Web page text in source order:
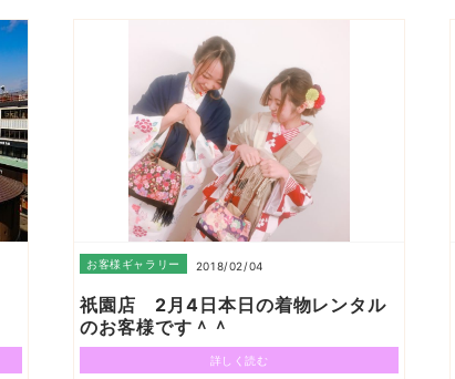
お客様ギャラリー 2018/02/04
祇園店 2月4日本日の着物レンタル
のお客様です＾＾
詳しく読む